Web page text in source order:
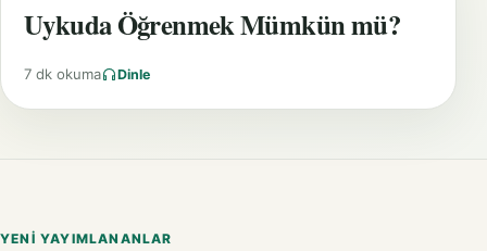
Uykuda Öğrenmek Mümkün mü?
7 dk okuma Dinle
YENI YAYIMLANANLAR